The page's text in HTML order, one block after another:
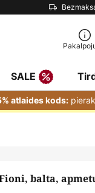
SALE
atlaides kods:
balta,